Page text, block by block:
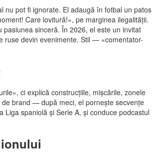
nu pot fi ignorate. El adaugă în fotbal un patos
Care lovitură!», pe marginea ilegalității.
sinceră. În 2026, el este un invitat
ruse devin evenimente. Stil — «comentator-
ci explică construcțiile, mișcările, zonele
brand — după meci, el pornește secvențe
spaniolă și Serie A, și conduce podcastul